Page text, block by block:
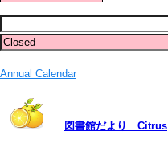
Annual Calendar
図書館だより Citrus